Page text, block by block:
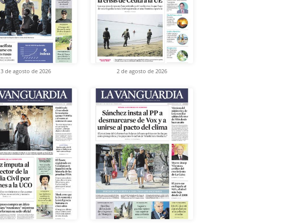
3 de agosto de 2026 2 de agosto de 2026